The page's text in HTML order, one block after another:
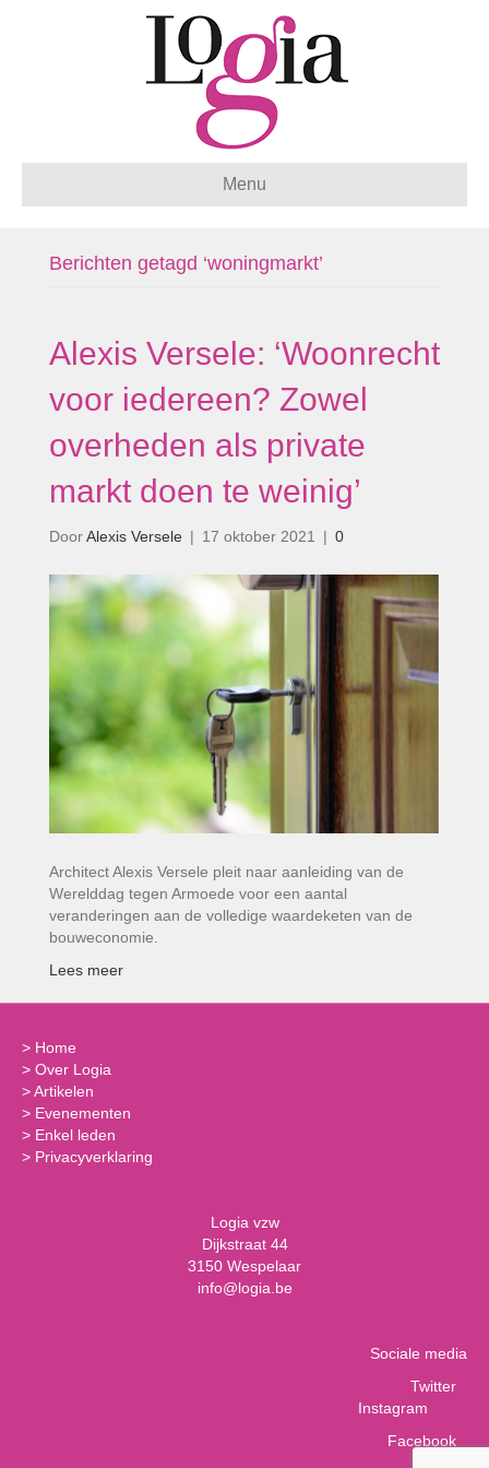
Menu
Berichten getagd ‘woningmarkt’
Alexis Versele: ‘Woonrecht
voor iedereen? Zowel
overheden als private
markt doen te weinig’
DoorAlexis Versele | 17 oktober 2021 | 0
Architect Alexis Versele pleit naar aanleiding van de
Werelddag tegen Armoede voor een aantal
veranderingen aan de volledige waardeketen van de
bouweconomie.
Lees meer
> Home
> Over Logia
>Artikelen
> Evenementen
> Enkel leden
> Privacyverklaring
Logia vzw
Dijkstraat 44
3150 Wespelaar
info@logia.be
Sociale media
Twitter
Instagram
Facebook